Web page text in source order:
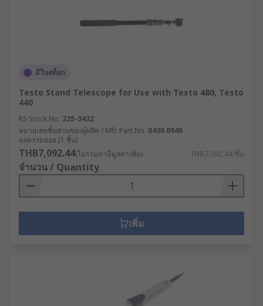
มีในสต็อก
Testo Stand Telescope for Use with Testo 480, Testo
440
RS Stock No. 225-9432
หมายเลขชิ้นส่วนของผู้ผลิต / Mfr. Part No. 0430 0946
ยอดรวมย่อย (1 ชิ้น)
THB7,092.44(ไม่รวมภาษีมูลค่าเพิ่ม) THB7,092.44/ชิ้น
จำนวน / Quantity
เพิ่ม